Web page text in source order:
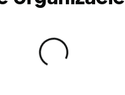
Načítavanie obsahu